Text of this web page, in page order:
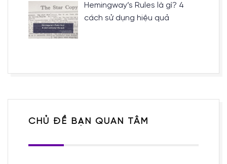
Hemingway’s Rules là gì? 4
cách sử dụng hiệu quả
CHỦ ĐỀ BẠN QUAN TÂM